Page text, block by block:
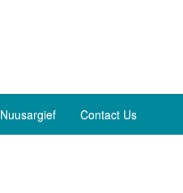
Nuusargief Contact Us